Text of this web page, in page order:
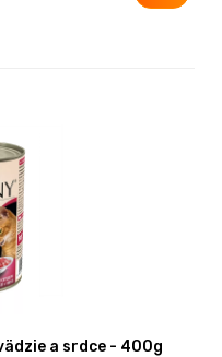
a srdce - 400g